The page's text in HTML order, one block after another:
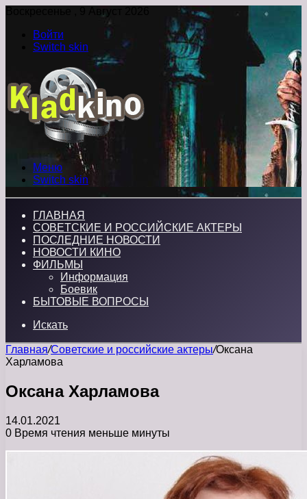
Воскресенье , 9 Август 2026
Войти
Switch skin
Меню
Switch skin
ГЛАВНАЯ
СОВЕТСКИЕ И РОССИЙСКИЕ АКТЕРЫ
ПОСЛЕДНИЕ НОВОСТИ
НОВОСТИ КИНО
ФИЛЬМЫ
Информация
Боевик
БЫТОВЫЕ ВОПРОСЫ
Искать
Главная/Советские и российские актеры/Оксана
Харламова
Оксана Харламова
14.01.2021
0 Время чтения меньше минуты